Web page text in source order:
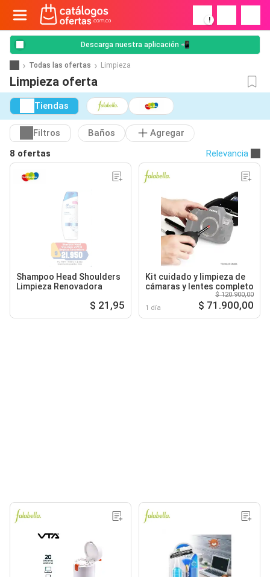
!
Descarga nuestra aplicación 📲
Todas las ofertas Limpieza
Limpieza oferta
Tiendas
Filtros Baños
Agregar
8 ofertas
Relevancia
Shampoo Head Shoulders
Limpieza Renovadora
$ 21,95
Kit cuidado y limpieza de
cámaras y lentes completo
1 día
$ 120.900,00
$ 71.900,00